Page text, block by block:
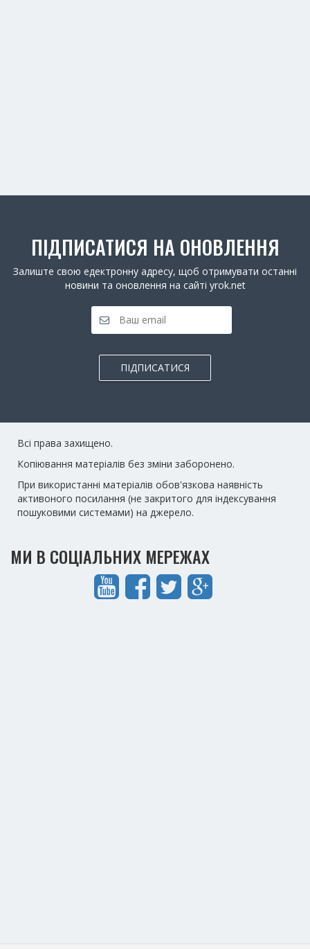
ПІДПИСАТИСЯ НА ОНОВЛЕННЯ
Залиште свою едектронну адресу, щоб отримувати останні
новини та оновлення на сайті yrok.net
ПІДПИСАТИСЯ
Всі права захищено.
Копіювання матеріалів без зміни заборонено.
При використанні матеріалів обов'язкова наявність
активоного посилання (не закритого для індексування
пошуковими системами) на джерело.
МИ В СОЦІАЛЬНИХ МЕРЕЖАХ